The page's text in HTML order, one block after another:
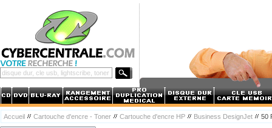
Accueil Cartouche d'encre - Toner Cartouche d'encre HP Business DesignJet 50